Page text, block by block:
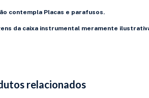
contempla Placas e parafusos.
da caixa instrumental meramente
relacionados